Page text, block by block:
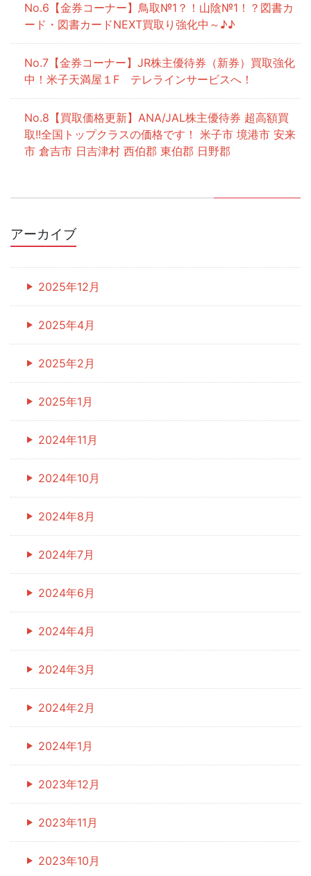
【金券コーナー】鳥取№1？！山陰№1！？図書カ
ード・図書カードNEXT買取り強化中～♪♪
【金券コーナー】JR株主優待券（新券）買取強化
中！米子天満屋１F テレラインサービスへ！
【買取価格更新】ANA/JAL株主優待券 超高額買
取!!全国トップクラスの価格です！ 米子市 境港市 安来
市 倉吉市 日吉津村 西伯郡 東伯郡 日野郡
アーカイブ
2025年12月
2025年4月
2025年2月
2025年1月
2024年11月
2024年10月
2024年8月
2024年7月
2024年6月
2024年4月
2024年3月
2024年2月
2024年1月
2023年12月
2023年11月
2023年10月